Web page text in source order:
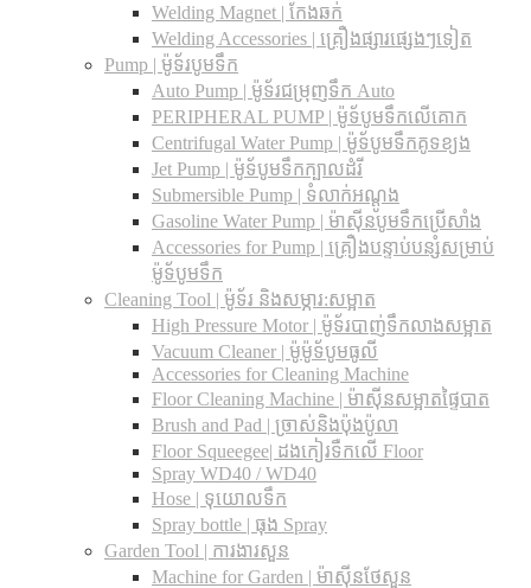
Welding Magnet | កែងឆក់
Welding Accessories | គ្រឿងផ្សារផ្សេងៗទៀត
Pump | ម៉ូទ័របូមទឹក
Auto Pump | ម៉ូទ័រជម្រុញទឹក Auto
PERIPHERAL PUMP | ម៉ូទ័បូមទឹកលើគោក
Centrifugal Water Pump | ម៉ូទ័បូមទឹកគូទខ្យង
Jet Pump | ម៉ូទ័បូមទឹកក្បាលដំរី
Submersible Pump | ទំលាក់អណ្តូង
Gasoline Water Pump | ម៉ាស៊ីនបូមទឹកប្រើសាំង
Accessories for Pump | គ្រឿងបន្ទាប់បន្សំសម្រាប់
ម៉ូទ័បូមទឹក
Cleaning Tool | ម៉ូទ័រ និងសម្ភារ:សម្អាត
High Pressure Motor | ម៉ូទ័របាញ់ទឹកលាងសម្អាត
Vacuum Cleaner | ម៉ូម៉ូទ័បូមធូលី
Accessories for Cleaning Machine
Floor Cleaning Machine | ម៉ាស៊ីនសម្អាតផ្ទៃបាត
Brush and Pad | ច្រាស់និងប៉ុងប៉ូលា
Floor Squeegee| ដងកៀរទឺកលើ Floor
Spray WD40 / WD40
Hose | ទុយោលទឹក
Spray bottle | ធុង Spray
Garden Tool | ការងារសួន
Machine for Garden | ម៉ាស៊ីនថែសួន